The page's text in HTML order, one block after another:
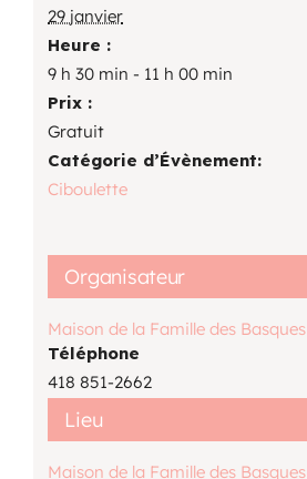
29 janvier
Heure :
9 h 30 min - 11 h 00 min
Prix :
Gratuit
Catégorie d’Évènement:
Ciboulette
Lieu
Maison de la Famille des Basques
Organisateur
Maison de la Famille des Basques
Téléphone
418 851-2662